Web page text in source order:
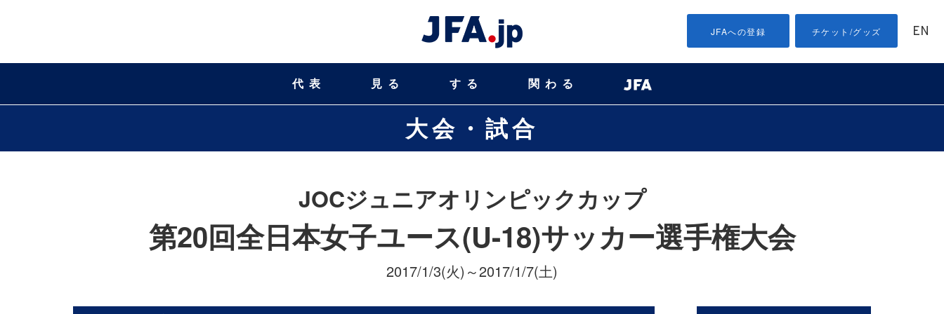
JFAへの登録 チケット/グッズ EN
代表 見る する 関わる
大会・試合
JOCジュニアオリンピックカップ
第20回全日本女子ユース(U-18)サッカー選手権大会
2017/1/3(火)～2017/1/7(土)